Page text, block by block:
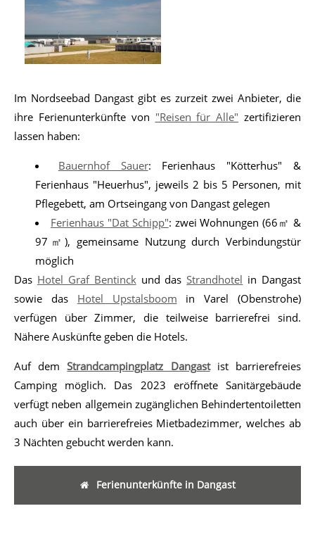
Im Nordseebad Dangast gibt es zurzeit zwei Anbieter, die
ihre Ferienunterkünfte von "Reisen für Alle" zertifizieren
lassen haben:
Bauernhof Sauer: Ferienhaus "Kötterhus" &
Ferienhaus "Heuerhus", jeweils 2 bis 5 Personen, mit
Pflegebett, am Ortseingang von Dangast gelegen
Ferienhaus "Dat Schipp": zwei Wohnungen (66㎡ &
97㎡), gemeinsame Nutzung durch Verbindungstür
möglich
Das Hotel Graf Bentinckund dasStrandhotel in Dangast
sowie das Hotel Upstalsboom in Varel (Obenstrohe)
verfügen über Zimmer, die teilweise barrierefrei sind.
Nähere Auskünfte geben die Hotels.
Auf demStrandcampingplatz Dangastist barrierefreies
Camping möglich. Das 2023 eröffnete Sanitärgebäude
verfügt neben allgemein zugänglichen Behindertentoiletten
auch über ein barrierefreies Mietbadezimmer, welches ab
3 Nächten gebucht werden kann.
Ferienunterkünfte in Dangast